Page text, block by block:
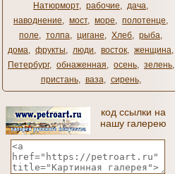
Натюрморт, рабочие, дача,
наводнение, мост, море, полотенце,
поле, толпа, цигане, Хлеб, рыба,
дома, фрукты, люди, восток, женщина,
Петербург, обнаженная, осень, зелень,
пристань, ваза, сирень,
код ссылки на
нашу галерею